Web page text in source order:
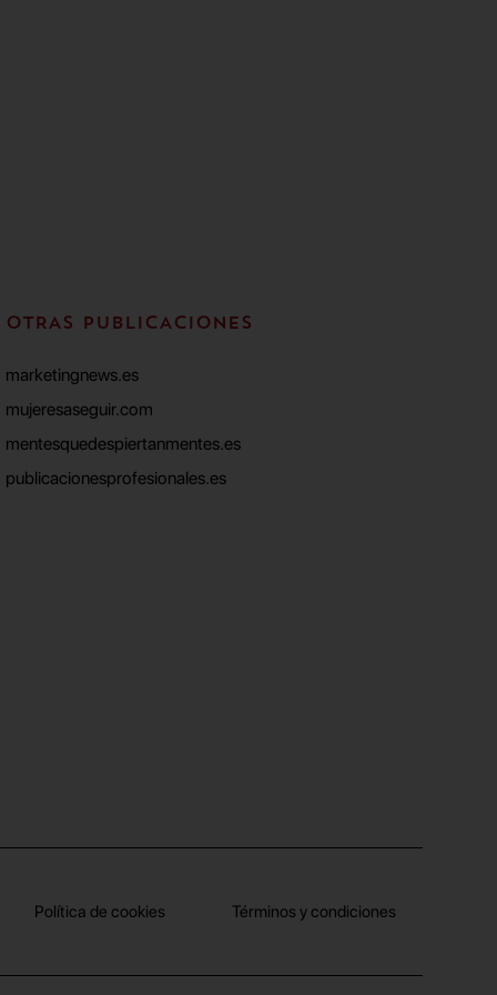
OTRAS PUBLICACIONES
marketingnews.es
mujeresaseguir.com
mentesquedespiertanmentes.es
publicacionesprofesionales.es
Política de cookies Términos y condiciones